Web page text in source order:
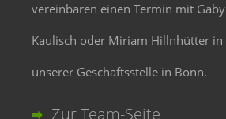
vereinbaren einen Termin mit Gaby
Kaulisch oder Miriam Hillnhütter in
unserer Geschäftsstelle in Bonn.
Zur Team-Seite